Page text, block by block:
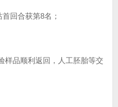
回合获第8名；
样品顺利返回，人工胚胎等交